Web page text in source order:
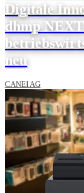
Digitale
dhmp
neu
CANEI AG